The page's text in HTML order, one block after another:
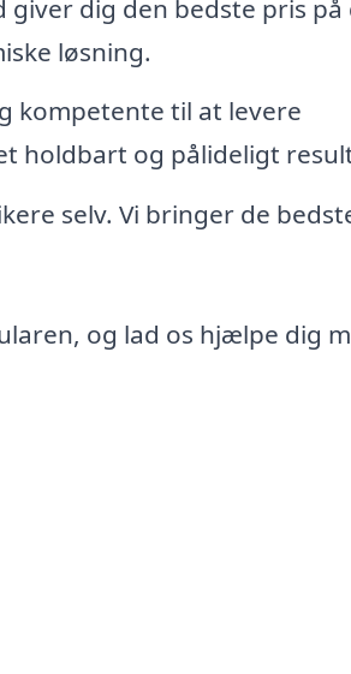
giver dig den bedste pris på
løsning.
kompetente til at levere
holdbart og pålideligt
selv. Vi bringer de
og lad os hjælpe dig